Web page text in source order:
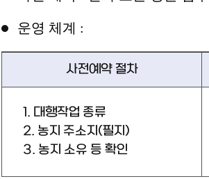
운영 체계 :
사전예약 절차
1. 대행작업 종류
2. 농지 주소지(필지)
3. 농지 소유 등 확인